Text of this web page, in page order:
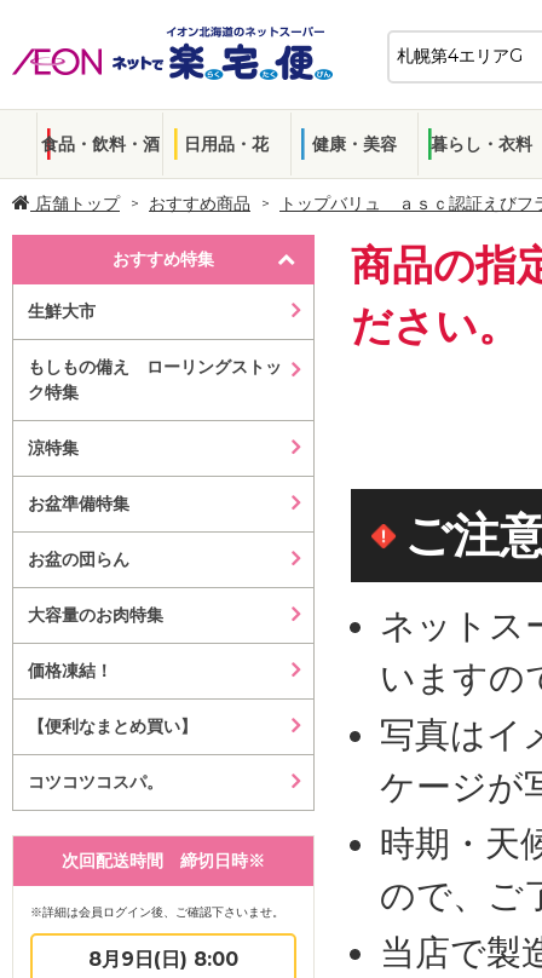
食品・飲料・酒 日用品・花 健康・美容 暮らし・衣料
店舗トップ おすすめ商品 トップバリュ ａｓｃ認証えび
おすすめ特集
生鮮大市
もしもの備え ローリングストッ
ク特集
涼特集
お盆準備特集
お盆の団らん
大容量のお肉特集
価格凍結！
【便利なまとめ買い】
コツコツコスパ。
次回配送時間 締切日時※
※詳細は会員ログイン後、ご確認下さいませ。
8月9日(日) 8:00
商品の指
ださい。
ご注
ネットス
いますの
写真はイ
ケージが
時期・天
ので、ご
当店で製